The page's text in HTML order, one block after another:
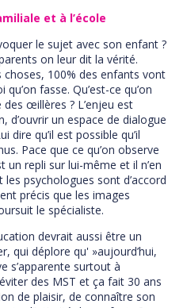
et à l’école
le sujet avec son enfant ?
on leur dit la vérité.
choses, 100% des enfants vont
fasse. Qu’est-ce qu’on
œillères ? L’enjeu est
d’ouvrir un espace de dialogue
dire qu’il est possible qu’il
Pace que ce qu’on observe
un repli sur lui-même et il n’en
psychologues sont d’accord
précis que les images
le spécialiste.
devrait aussi être un
qui déplore qu' »aujourd’hui,
s’apparente surtout à
des MST et ça fait 30 ans
de plaisir, de connaître son